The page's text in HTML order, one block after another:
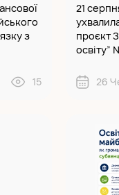
у
15
21
проєкт
26